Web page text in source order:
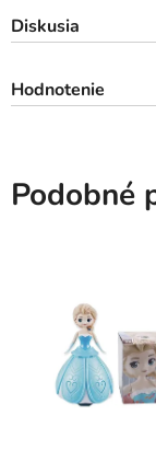
Diskusia
Hodnotenie
Podobné